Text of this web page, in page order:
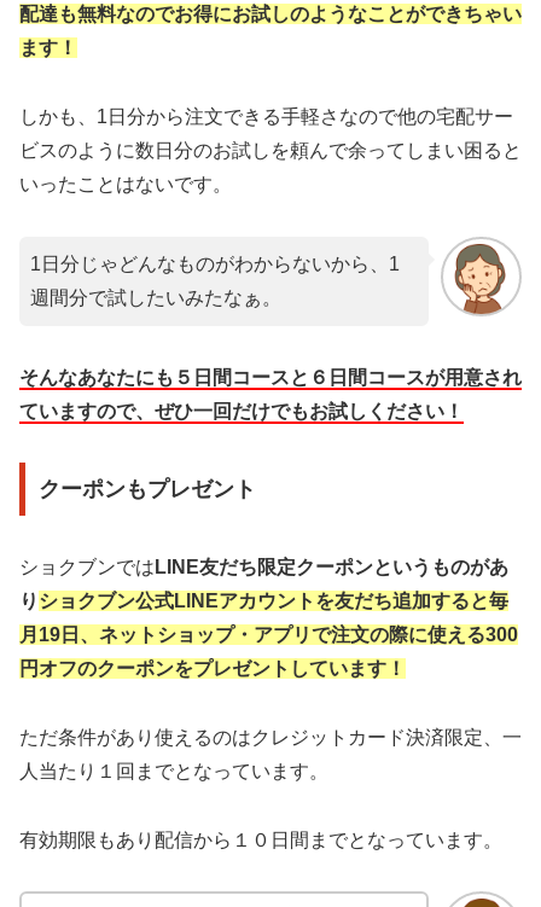
配達も無料なのでお得にお試しのようなことができちゃい
ます！
しかも、1日分から注文できる手軽さなので他の宅配サー
ビスのように数日分のお試しを頼んで余ってしまい困ると
いったことはないです。
1日分じゃどんなものがわからないから、1
週間分で試したいみたなぁ。
そんなあなたにも５日間コースと６日間コースが用意され
ていますので、ぜひ一回だけでもお試しください！
クーポンもプレゼント
ショクブンでは LINE友だち限定クーポンというものがあ
り ショクブン公式LINEアカウントを友だち追加すると毎
月19日、ネットショップ・アプリで注文の際に使える300
円オフのクーポンをプレゼントしています！
ただ条件があり使えるのはクレジットカード決済限定、一
人当たり１回までとなっています。
有効期限もあり配信から１０日間までとなっています。